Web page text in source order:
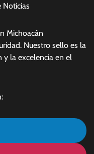
Noticias
Michoacán
Nuestro sello es la
y la excelencia en el